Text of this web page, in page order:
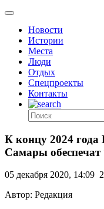
Новости
Истории
Места
Люди
Отдых
Спецпроекты
Контакты
К концу 2024
Самары обеспечат
05 декабря 2020, 14:09
Автор: Редакция